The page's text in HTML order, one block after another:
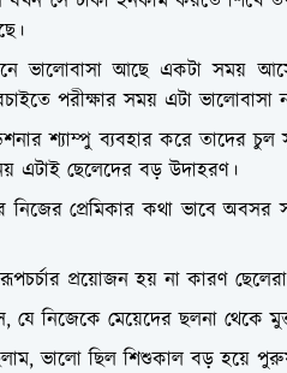
ভালোবাসা আছে একটা সময়
পরীক্ষার সময় এটা ভালোবাসা
শ্যাম্পু ব্যবহার করে তাদের
এটাই ছেলেদের বড় উদাহরণ।
নিজের প্রেমিকার কথা ভাবে
প্রয়োজন হয় না কারণ
যে নিজেকে মেয়েদের ছলনা থেকে
ভালো ছিল শিশুকাল বড় হয়ে পুরুষ